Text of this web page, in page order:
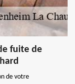
fuite de
de votre